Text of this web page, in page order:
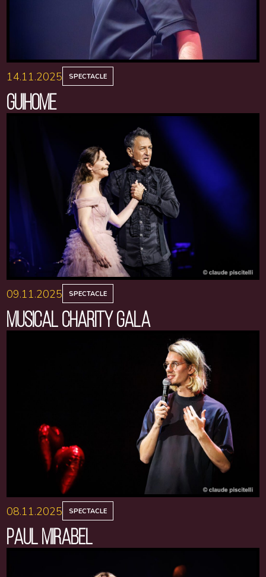
14.11.2025 SPECTACLE
GUIHOME
09.11.2025 SPECTACLE
MUSICAL CHARITY GALA
08.11.2025 SPECTACLE
PAUL MIRABEL